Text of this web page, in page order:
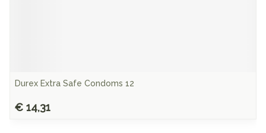
Durex Extra Safe Condoms 12
€ 14,31